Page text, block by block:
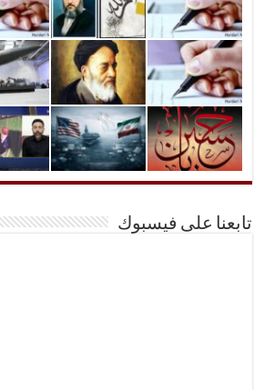
تابعنا على فيسبوك